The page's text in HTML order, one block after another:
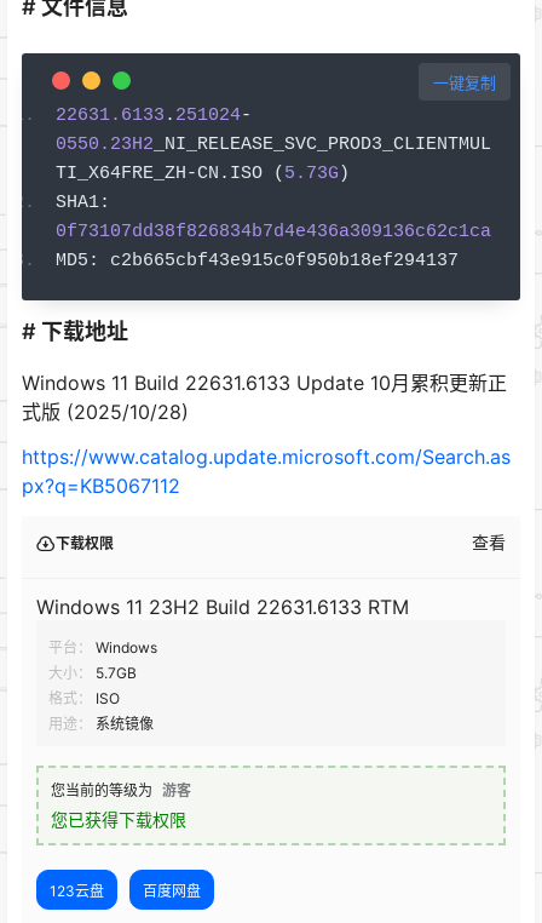
# 文件信息
22631.6133 . 251024-
0550.23H2 _NI_RELEASE_SVC_PROD3_CLIENTMUL
TI_X64FRE_ZH-CN . ISO ( 5.73G )
SHA1:
0f73107dd38f826834b7d4e436a309136c62c1ca
MD5 : c2b665cbf43e915c0f950b18ef294137
一键复制
# 下载地址
Windows 11 Build 22631.6133 Update 10月累积更新正
式版 (2025/10/28)
https://www.catalog.update.microsoft.com/Search.as
px?q=KB5067112
下载权限 查看
Windows 11 23H2 Build 22631.6133 RTM
平台：
Windows
大小：
5.7GB
格式：
ISO
用途：
系统镜像
您当前的等级为 游客
您已获得下载权限
123云盘 百度网盘